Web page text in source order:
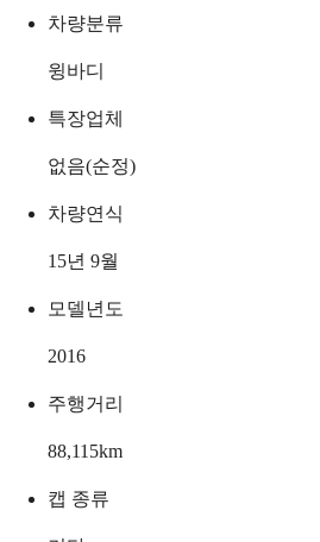
차량분류
윙바디
특장업체
없음(순정)
차량연식
15년 9월
모델년도
2016
주행거리
88,115km
캡 종류